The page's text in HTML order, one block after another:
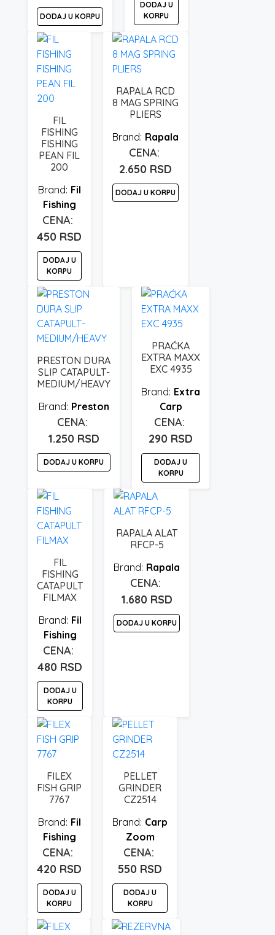
DODAJ U KORPU
DODAJ U
KORPU
FIL
FISHING
FISHING
PEAN FIL
200
Fil
Fishing
450 RSD
DODAJ U
KORPU
RAPALA RCD
8 MAG SPRING
PLIERS
Rapala
2.650 RSD
DODAJ U KORPU
PRESTON DURA
SLIP CATAPULT-
MEDIUM/HEAVY
Preston
1.250 RSD
DODAJ U KORPU
PRAĆKA
EXTRA MAXX
EXC 4935
Extra
Carp
290 RSD
DODAJ U
KORPU
FIL
FISHING
CATAPULT
FILMAX
Fil
Fishing
480 RSD
DODAJ U
KORPU
RAPALA ALAT
RFCP-5
Rapala
1.680 RSD
DODAJ U KORPU
FILEX
FISH GRIP
7767
Fil
Fishing
420 RSD
DODAJ U
KORPU
PELLET
GRINDER
CZ2514
Carp
Zoom
550 RSD
DODAJ U
KORPU